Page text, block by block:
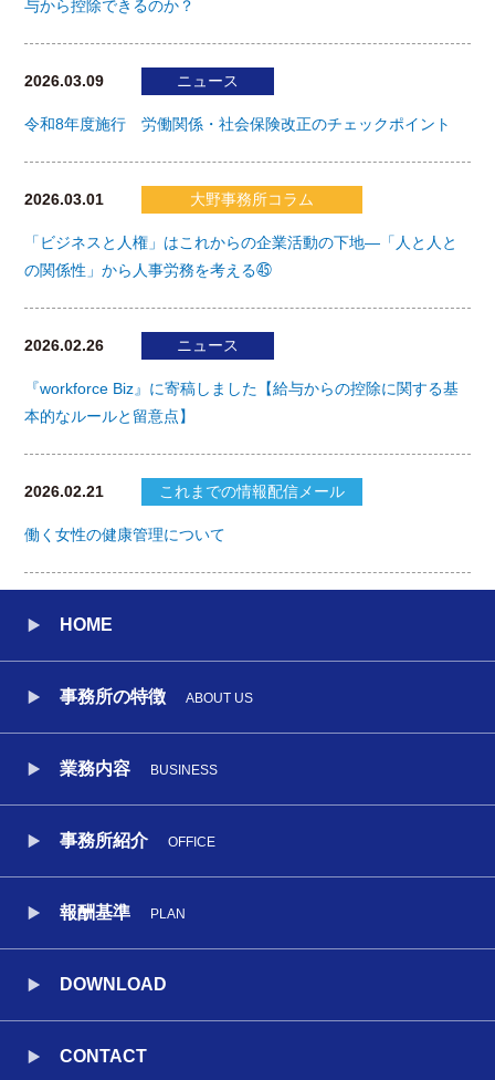
与から控除できるのか？
2026.03.09 ニュース
令和8年度施行 労働関係・社会保険改正のチェックポイント
2026.03.01 大野事務所コラム
「ビジネスと人権」はこれからの企業活動の下地―「人と人と
の関係性」から人事労務を考える㊺
2026.02.26 ニュース
『workforce Biz』に寄稿しました【給与からの控除に関する基
本的なルールと留意点】
2026.02.21 これまでの情報配信メール
働く女性の健康管理について
HOME
事務所の特徴 ABOUT US
業務内容 BUSINESS
事務所紹介 OFFICE
報酬基準 PLAN
DOWNLOAD
CONTACT